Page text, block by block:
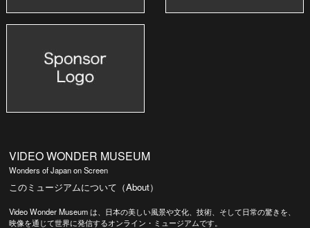
VIDEO WONDER MUSEUM
Wonders of Japan on Screen
このミュージアムについて（About）
Video Wonder Museum は、日本の美しい風景や文化、技術、そして日常の驚きを、
映像を通じて世界に発信するオンライン・ミュージアムです。